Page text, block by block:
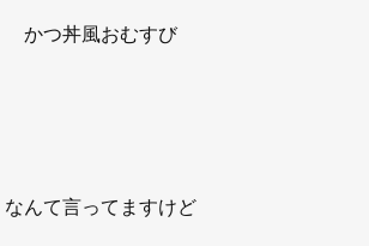
かつ丼風おむすび
なんて言ってますけど